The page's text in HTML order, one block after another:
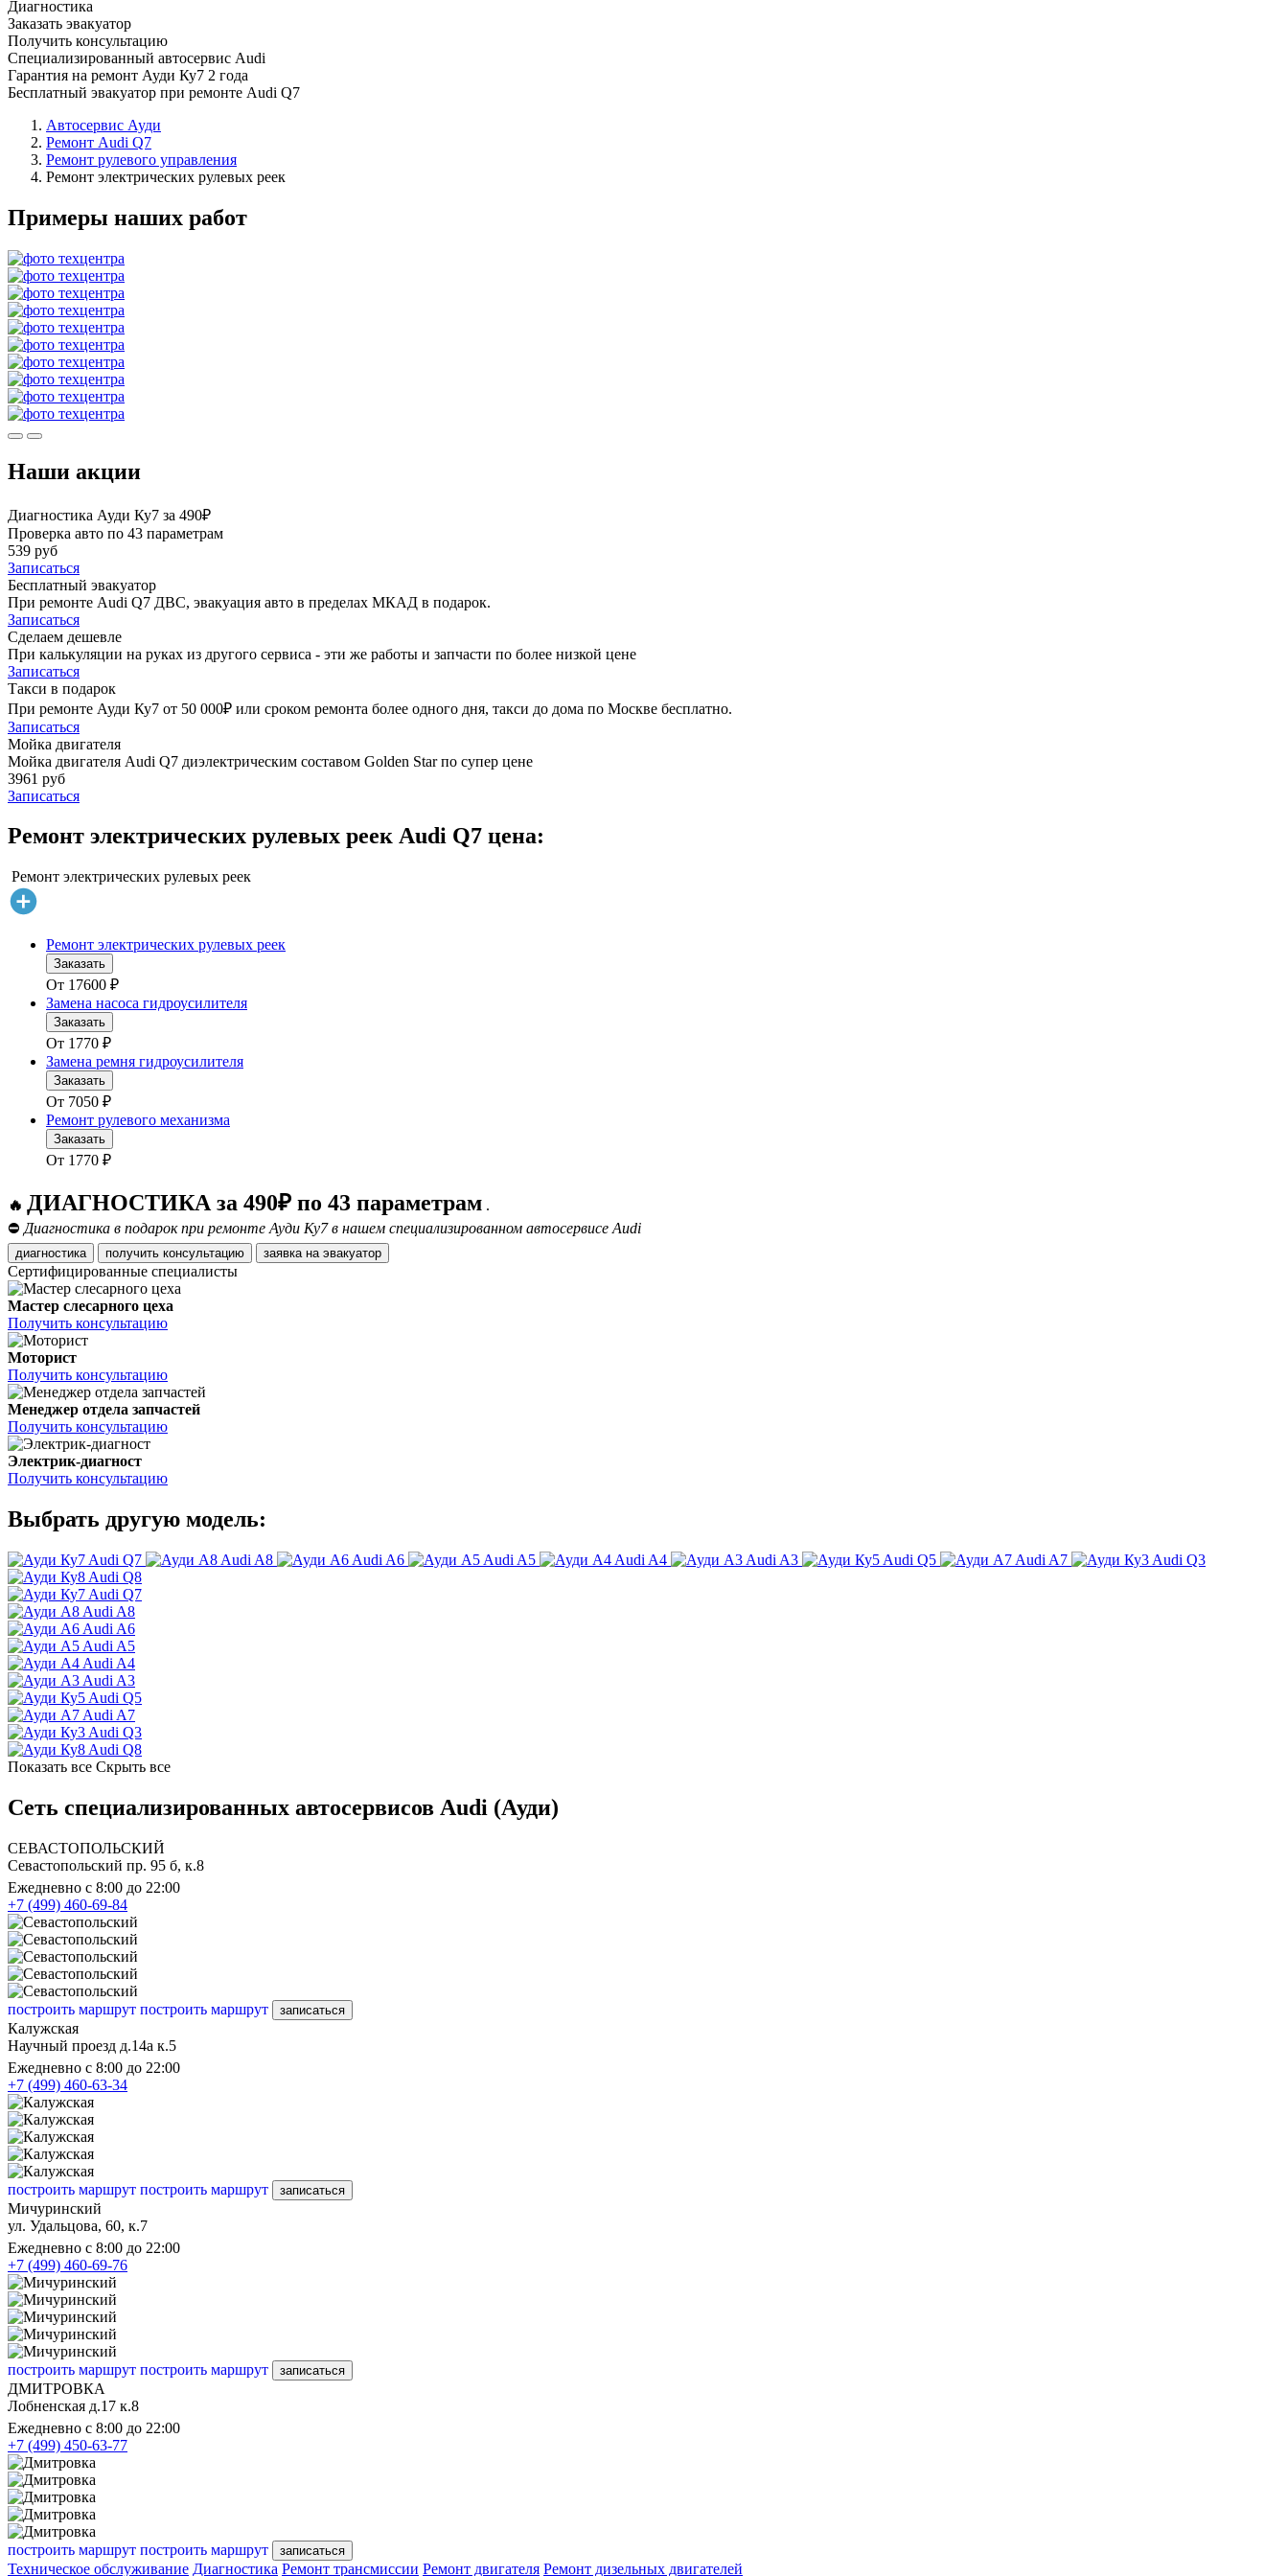
Диагностика
Заказать эвакуатор
Получить консультацию
Специализированный автосервис Audi
Гарантия на ремонт Ауди Ку7 2 года
Бесплатный эвакуатор при ремонте Audi Q7
Автосервис Ауди
Ремонт Audi Q7
Ремонт рулевого управления
Ремонт электрических рулевых реек
Примеры наших работ
Наши акции
Диагностика Ауди Ку7 за 490₽
Проверка авто по 43 параметрам
539 руб
Записаться
Бесплатный эвакуатор
При ремонте Audi Q7 ДВС, эвакуация авто в пределах МКАД в подарок.
Записаться
Сделаем дешевле
При калькуляции на руках из другого сервиса - эти же работы и запчасти по более низкой цене
Записаться
Такси в подарок
При ремонте Ауди Ку7 от 50 000₽ или сроком ремонта более одного дня, такси до дома по Москве бесплатно.
Записаться
Мойка двигателя
Мойка двигателя Audi Q7 диэлектрическим составом Golden Star по супер цене
3961 руб
Записаться
Ремонт электрических рулевых реек Audi Q7 цена:
Ремонт электрических рулевых реек
Ремонт электрических рулевых реек
Заказать
От 17600 ₽
Замена насоса гидроусилителя
Заказать
От 1770 ₽
Замена ремня гидроусилителя
Заказать
От 7050 ₽
Ремонт рулевого механизма
Заказать
От 1770 ₽
🔥 ДИАГНОСТИКА за 490₽ по 43 параметрам .
⛔ Диагностика в подарок при ремонте Ауди Ку7 в нашем специализированном автосервисе Audi
диагностика получить консультацию заявка на эвакуатор
Сертифицированные специалисты
Мастер слесарного цеха
Получить консультацию
Моторист
Получить консультацию
Менеджер отдела запчастей
Получить консультацию
Электрик-диагност
Получить консультацию
Выбрать другую модель:
Audi Q7 Audi A8 Audi A6 Audi A5 Audi A4 Audi A3 Audi Q5 Audi A7
Audi Q3
Audi Q8
Audi Q7
Audi A8
Audi A6
Audi A5
Audi A4
Audi A3
Audi Q5
Audi A7
Audi Q3
Audi Q8
Показать все Скрыть все
Сеть специализированных автосервисов Audi (Ауди)
СЕВАСТОПОЛЬСКИЙ
Севастопольский пр. 95 б, к.8
Ежедневно с 8:00 до 22:00
+7 (499) 460-69-84
построить маршрут построить маршрут записаться
Калужская
Научный проезд д.14а к.5
Ежедневно с 8:00 до 22:00
+7 (499) 460-63-34
построить маршрут построить маршрут записаться
Мичуринский
ул. Удальцова, 60, к.7
Ежедневно с 8:00 до 22:00
+7 (499) 460-69-76
построить маршрут построить маршрут записаться
ДМИТРОВКА
Лобненская д.17 к.8
Ежедневно с 8:00 до 22:00
+7 (499) 450-63-77
построить маршрут построить маршрут записаться
Техническое обслуживание Диагностика Ремонт трансмиссии Ремонт двигателя Ремонт дизельных двигателей